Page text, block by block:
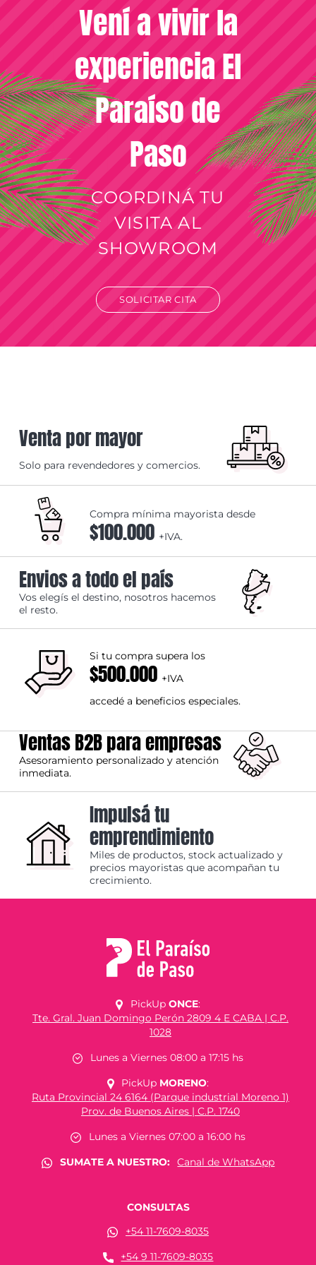
Vení a vivir la
experiencia El
Paraíso de
Paso
COORDINÁ TU
VISITA AL
SHOWROOM
SOLICITAR CITA
Venta por mayor
Solo para revendedores y comercios.
Compra mínima mayorista desde
$100.000 +IVA.
Envios a todo el país
Vos elegís el destino, nosotros hacemos
el resto.
Si tu compra supera los
$500.000 +IVA
accedé a beneficios especiales.
Ventas B2B para empresas
Asesoramiento personalizado y atención
inmediata.
Impulsá tu
emprendimiento
Miles de productos, stock actualizado y
precios mayoristas que acompañan tu
crecimiento.
PickUp ONCE:
Tte. Gral. Juan Domingo Perón 2809 4 E CABA | C.P.
1028
Lunes a Viernes 08:00 a 17:15 hs
PickUp MORENO:
Ruta Provincial 24 6164 (Parque industrial Moreno 1)
Prov. de Buenos Aires | C.P. 1740
Lunes a Viernes 07:00 a 16:00 hs
SUMATE A NUESTRO:
Canal de WhatsApp
CONSULTAS
+54 11-7609-8035
+54 9 11-7609-8035